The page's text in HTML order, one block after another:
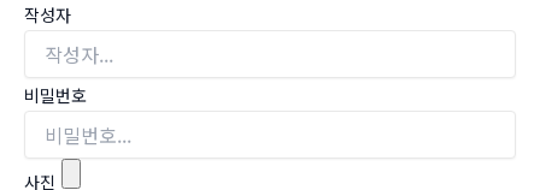
작성자
비밀번호
사진